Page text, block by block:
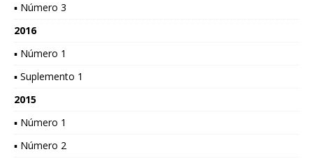
▪ Número 3
2016
▪ Número 1
▪ Suplemento 1
2015
▪ Número 1
▪ Número 2